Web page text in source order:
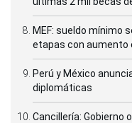
MEF: sueldo mínimo
etapas con aumento
Perú y México
diplomáticas
Cancillería: Gobierno